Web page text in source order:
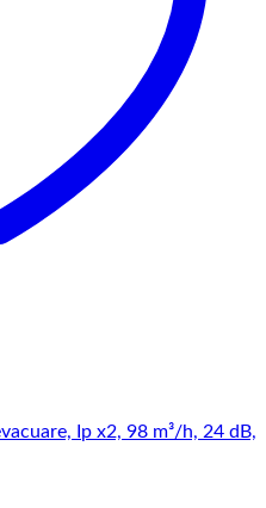
Ip x2, 98 m³/h, 24 dB,